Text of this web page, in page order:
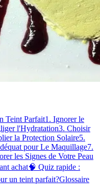
Teint Parfait1. Ignorer le
l'Hydratation3. Choisir
la Protection Solaire5.
pour Le Maquillage7.
les Signes de Votre Peau
achat🧠 Quiz rapide :
un teint parfait?Glossaire